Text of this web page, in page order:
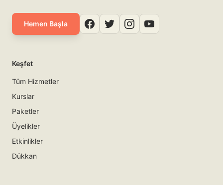
Hemen Başla
Keşfet
Tüm Hizmetler
Kurslar
Paketler
Üyelikler
Etkinlikler
Dükkan